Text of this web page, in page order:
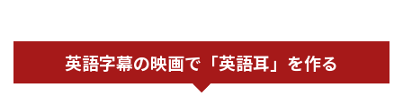
英語字幕の映画で「英語耳」を作る